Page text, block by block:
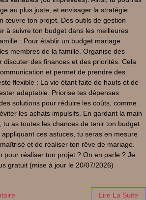
au plus juste, et envisager la stratégie
œuvre ton projet. Des outils de gestion
à suivre ton budget dans les meilleures
: Pour établir un budget mariage
membres de la famille. Organise des
discuter des finances et des priorités. Cela
et permet de prendre des
flexible : La vie étant faite de hauts et de
adaptable. Priorise tes dépenses
solutions pour réduire les coûts, comme
les achats impulsifs. En gardant la main
tu as toutes les chances de tenir ton budget
ces astuces, tu seras en mesure
et de réaliser ton rêve de mariage.
pour réaliser ton projet ? On en parle ? Je
gratuit (mise à jour le 20/07/2026)
Lire La Suite